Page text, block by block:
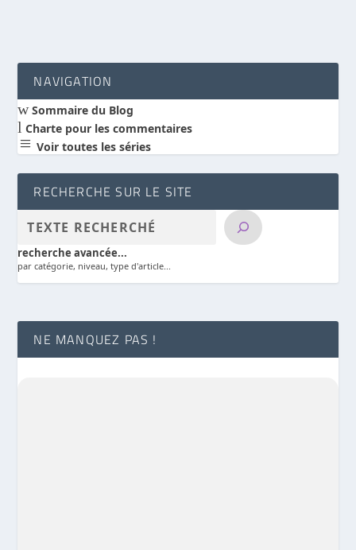
NAVIGATION
wSommaire du Blog
l Charte pour les commentaires
a Voir toutes les séries
RECHERCHE SUR LE SITE
recherche avancée...
par catégorie, niveau, type d'article...
NE MANQUEZ PAS !